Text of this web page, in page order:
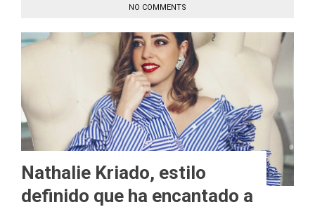
NO COMMENTS
Nathalie Kriado, estilo
definido que ha encantado a